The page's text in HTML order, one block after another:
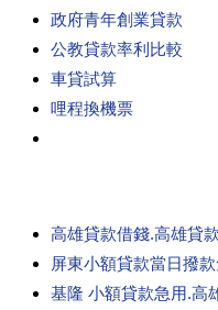
政府青年創業貸款
公教貸款率利比較
車貸試算
哩程換機票
高雄貸款借錢.高雄貸
屏東小額貸款當日撥
基隆 小額貸款急用.高